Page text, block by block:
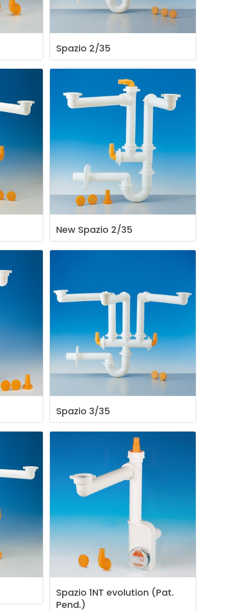
Spazio 2/35
New Spazio 2/35
Spazio 3/35
Spazio 1NT evolution (Pat.
Pend.)